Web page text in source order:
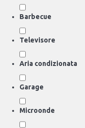
Barbecue
Televisore
Aria condizionata
Garage
Microonde